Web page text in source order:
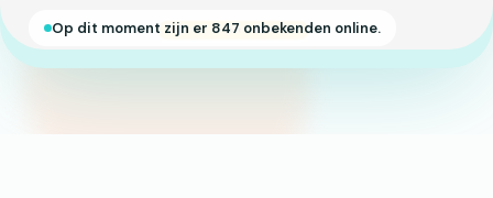
Op dit moment zijn er 847 onbekenden online.